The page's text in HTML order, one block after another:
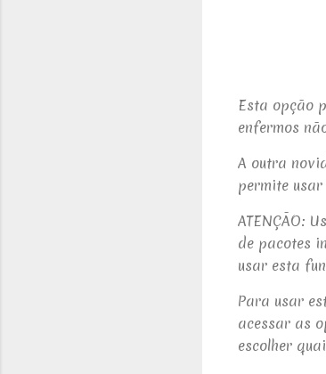
Esta opção
enfermos
A outra
permite usar
ATENÇÃO:
de pacotes
usar esta
Para usar
acessar as
escolher